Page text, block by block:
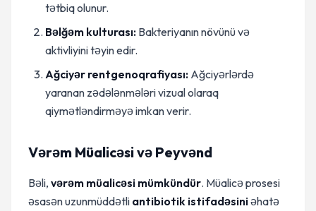
tətbiq olunur.
Bəlğəm kulturası: Bakteriyanın növünü və
aktivliyini təyin edir.
Ağciyər rentgenoqrafiyası: Ağciyərlərdə
yaranan zədələnmələri vizual olaraq
qiymətləndirməyə imkan verir.
Vərəm Müalicəsi və Peyvənd
Bəli, vərəm müalicəsi mümkündür. Müalicə prosesi
əsasən uzunmüddətli antibiotik istifadəsiniəhatə